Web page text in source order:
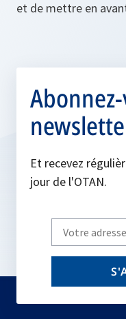
et de mettre en
Et recevez
jour de l'OTAN.
Write
your
email